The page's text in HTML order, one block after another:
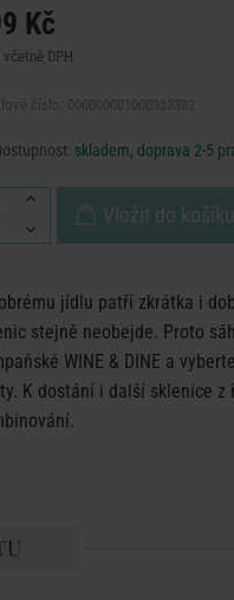
Kč
včetně DPH
skladem, doprava 2-5
Vložit do košíku
jídlu patří zkrátka i
stejně neobejde. Proto
WINE & DINE a
K dostání i další sklenice z